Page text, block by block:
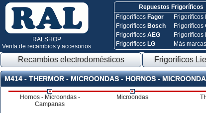
RALSHOP
Venta de recambios y accesorios
Repuestos Frigoríficos
Frigoríficos Fagor
Frigoríficos Bosch
FrigoríficosAEG
Frigoríficos LG
Frigoríficos
Frigoríficos
Frigoríficos
Más
Recambios electrodomésticos Frigoríficos
M414 - THERMOR - MICROONDAS - HORNOS -
Hornos - Microondas -
Campanas
Microondas